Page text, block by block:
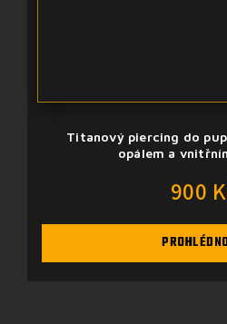
Titanový piercing do
opálem a
900